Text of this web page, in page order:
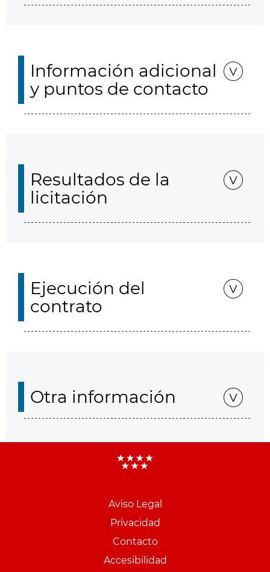
Información adicional
y puntos de contacto
Resultados de la
licitación
Ejecución del
contrato
Otra información
Aviso Legal
Privacidad
Contacto
Accesibilidad